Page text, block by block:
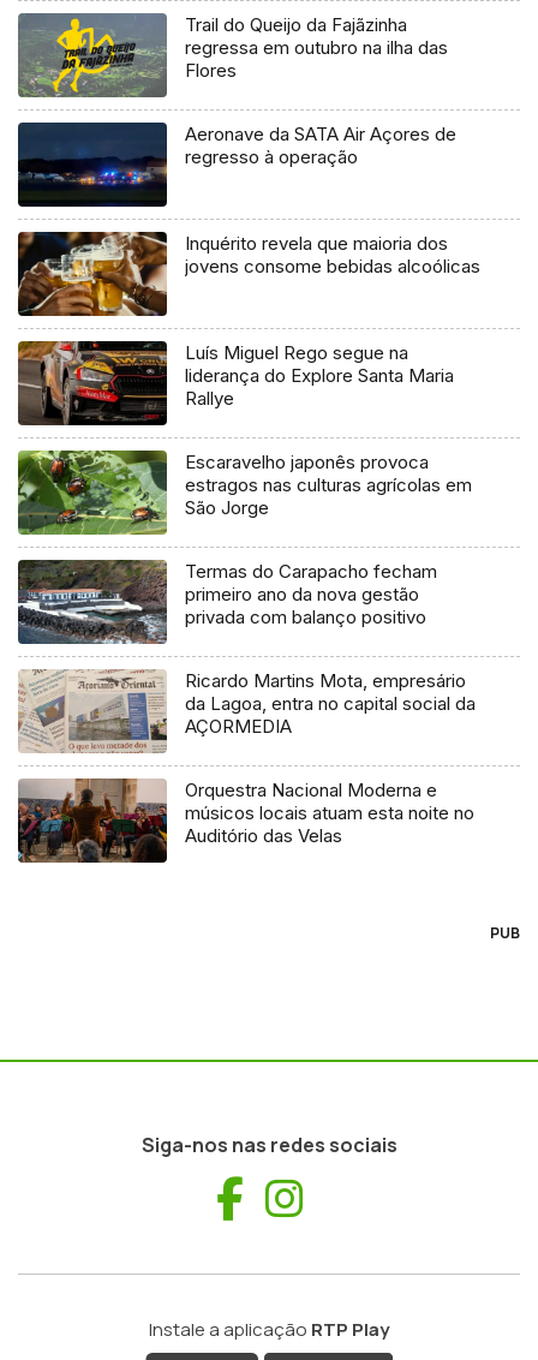
Trail do Queijo da Fajãzinha
regressa em outubro na ilha das
Flores
Aeronave da SATA Air Açores de
regresso à operação
Inquérito revela que maioria dos
jovens consome bebidas alcoólicas
Luís Miguel Rego segue na
liderança do Explore Santa Maria
Rallye
Escaravelho japonês provoca
estragos nas culturas agrícolas em
São Jorge
Termas do Carapacho fecham
primeiro ano da nova gestão
privada com balanço positivo
Ricardo Martins Mota, empresário
da Lagoa, entra no capital social da
AÇORMEDIA
Orquestra Nacional Moderna e
músicos locais atuam esta noite no
Auditório das Velas
PUB
Siga-nos nas redes sociais
Facebook
Instale a aplicação RTP Play